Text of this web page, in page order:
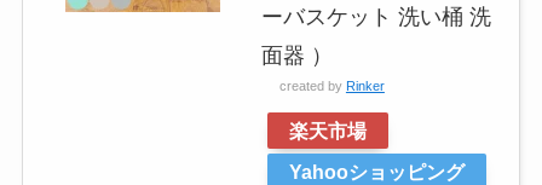
ーバスケット 洗い桶 洗
面器 ）
created by Rinker
楽天市場
Yahooショッピング